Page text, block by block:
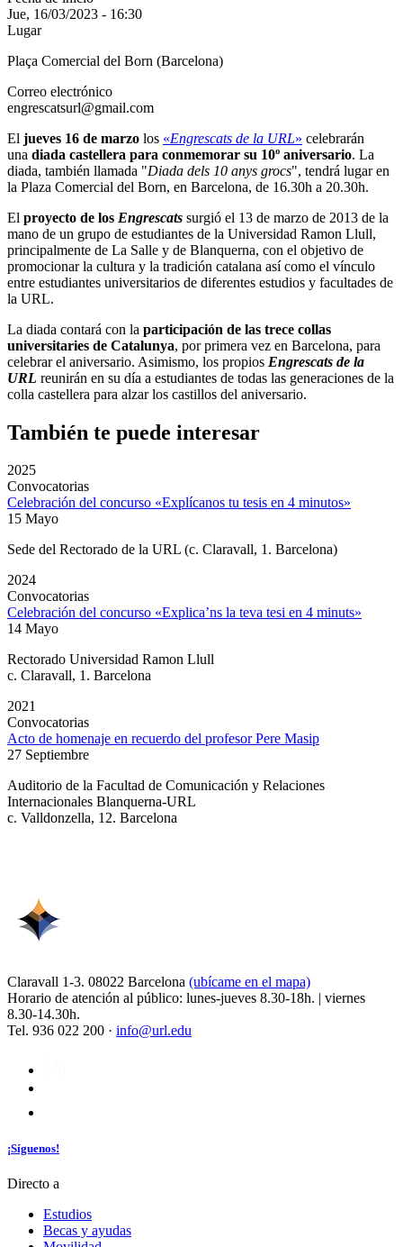
Jue, 16/03/2023 - 16:30
Lugar
Plaça Comercial del Born (Barcelona)
Correo electrónico
engrescatsurl@gmail.com
El jueves 16 de marzo los «Engrescats de la URL» celebrarán
una diada castellera para conmemorar su 10º aniversario. La
diada, también llamada "Diada dels 10 anys grocs", tendrá lugar en
la Plaza Comercial del Born, en Barcelona, de 16.30h a 20.30h.
El proyecto de los Engrescats surgió el 13 de marzo de 2013 de la
mano de un grupo de estudiantes de la Universidad Ramon Llull,
principalmente de La Salle y de Blanquerna, con el objetivo de
promocionar la cultura y la tradición catalana así como el vínculo
entre estudiantes universitarios de diferentes estudios y facultades de
la URL.
La diada contará con la participación de las trece collas
universitaries de Catalunya, por primera vez en Barcelona, para
celebrar el aniversario. Asimismo, los propios Engrescats de la
URL reunirán en su día a estudiantes de todas las generaciones de la
colla castellera para alzar los castillos del aniversario.
También te puede interesar
2025
Convocatorias
Celebración del concurso «Explícanos tu tesis en 4 minutos»
15 Mayo
Sede del Rectorado de la URL (c. Claravall, 1. Barcelona)
2024
Convocatorias
Celebración del concurso «Explica’ns la teva tesi en 4 minuts»
14 Mayo
Rectorado Universidad Ramon Llull
c. Claravall, 1. Barcelona
2021
Convocatorias
Acto de homenaje en recuerdo del profesor Pere Masip
27 Septiembre
Auditorio de la Facultad de Comunicación y Relaciones
Internacionales Blanquerna-URL
c. Valldonzella, 12. Barcelona
Claravall 1-3. 08022 Barcelona (ubícame en el mapa)
Horario de atención al público: lunes-jueves 8.30-18h. | viernes
8.30-14.30h.
Tel. 936 022 200 · info@url.edu
¡Síguenos!
Directo a
Estudios
Becas y ayudas